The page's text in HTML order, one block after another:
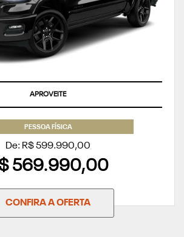
APROVEITE
PESSOA FÍSICA
De: R$ 599.990,00
569.990,00
CONFIRA A OFERTA